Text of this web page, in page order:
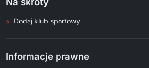
Dodaj klub sportowy
Informacje prawne